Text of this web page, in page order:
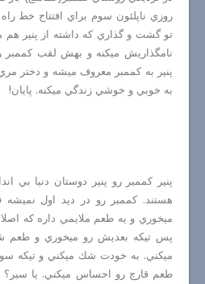
روزي ناپلئون سوم براي افتتاح خط
تو گشت و گذاري كه داشته از پنير
نامگذاريش ميكنه و بهش لقب كممبر
پنير به كممبر معروف ميشه و دختر
به خوبي و خوشي زندگي ميكنه. پايان!
پنير كممبر رو پنير دوستان دنيا بي
هستند. كممبر رو در ديد اول
ميخوري و يه طعم ملايمي داره كه
پس تيكه بعديش رو ميخوري و طعم
ميكني. به خودت شك ميكني و تيكه
طعم قارچ رو احساس ميكني. يا سير؟